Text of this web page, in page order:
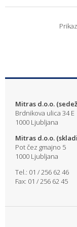
Mitras d.o.o.
Brdnikova ulica 34 E
1000 Ljubljana
Mitras d.o.o.
Pot čez gmajno 5
1000 Ljubljana
Tel.: 01 / 256 62 46
Fax: 01 / 256 62 45